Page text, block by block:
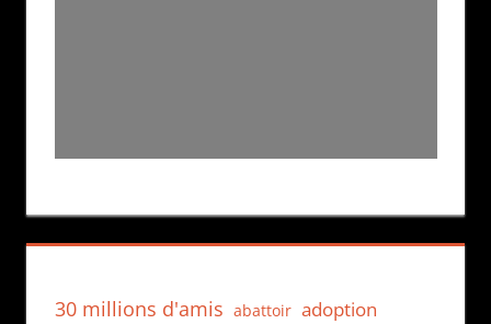
30 millions d'amis abattoir adoption